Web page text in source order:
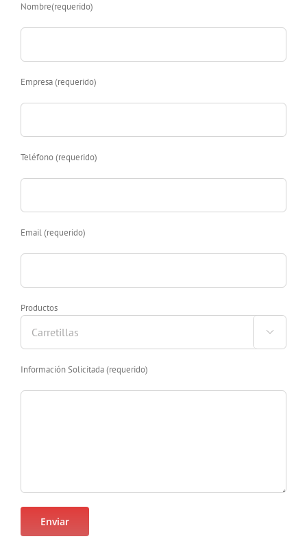
Nombre(requerido)
Empresa (requerido)
Teléfono (requerido)
Email (requerido)
Productos

Información Solicitada (requerido)